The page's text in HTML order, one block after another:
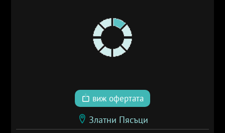
виж офертата
Златни Пясъци